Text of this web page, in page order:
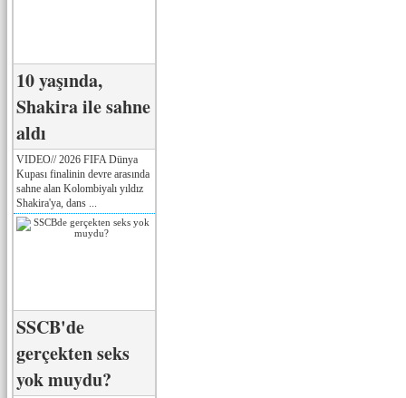
10 yaşında,
Shakira ile sahne
aldı
VIDEO// 2026 FIFA Dünya
Kupası finalinin devre arasında
sahne alan Kolombiyalı yıldız
Shakira'ya, dans ...
SSCB'de
gerçekten seks
yok muydu?